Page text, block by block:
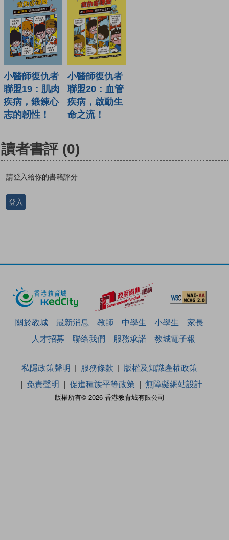
小醫師復仇者
聯盟19：肌肉
疾病，鍛鍊心
志的韌性！
小醫師復仇者
聯盟20：血管
疾病，啟動生
命之流！
讀者書評 (0)
請登入給你的書籍評分
登入
關於教城 最新消息 教師 中學生 小學生
家長
人才招募
聯絡我們 服務承諾 教城電子報
版權所有© 2026 香港教育城有限公司
私隱政策聲明 服務條款
版權及知識產權政策
免責聲明
促進種族平等政策 無障礙網站設計